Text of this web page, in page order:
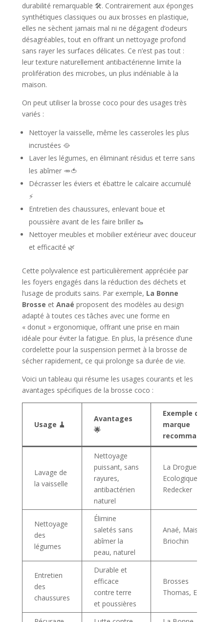
durabilité remarquable 🛠️. Contrairement aux éponges
synthétiques classiques ou aux brosses en plastique,
elles ne sèchent jamais mal ni ne dégagent d’odeurs
désagréables, tout en offrant un nettoyage profond
sans rayer les surfaces délicates. Ce n’est pas tout :
leur texture naturellement antibactérienne limite la
prolifération des microbes, un plus indéniable à la
maison.
On peut utiliser la brosse coco pour des usages très
variés :
Nettoyer la vaisselle, même les casseroles les plus
incrustées 🥘
Laver les légumes, en éliminant résidus et terre sans
les abîmer 🥕🍅
Décrasser les éviers et ébattre le calcaire accumulé
⚡️
Entretien des chaussures, enlevant boue et
poussière avant de les faire briller 🥾
Nettoyer meubles et mobilier extérieur avec douceur
et efficacité 🌿
Cette polyvalence est particulièrement appréciée par
les foyers engagés dans la réduction des déchets et
l’usage de produits sains. Par exemple, La Bonne
Brosse et Anaé proposent des modèles au design
adapté à toutes ces tâches avec une forme en
« donut » ergonomique, offrant une prise en main
idéale pour éviter la fatigue. En plus, la présence d’une
cordelette pour la suspension permet à la brosse de
sécher rapidement, ce qui prolonge sa durée de vie.
Voici un tableau qui résume les usages courants et les
avantages spécifiques de la brosse coco :
Usage 🧹
Avantages
🌟
Exemple de
marque
recommandée
Lavage de
la vaisselle
Nettoyage
puissant, sans
rayures,
antibactérien
naturel
La Droguerie
Ecologique,
Redecker
Nettoyage
des
légumes
Élimine
saletés sans
abîmer la
peau, naturel
Anaé, Maison
Briochin
Entretien
des
chaussures
Durable et
efficace
contre terre
et poussières
Brosses
Thomas, Ecodis